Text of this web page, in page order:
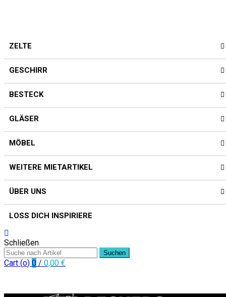
ZELTE
GESCHIRR
BESTECK
GLÄSER
MÖBEL
WEITERE MIETARTIKEL
ÜBER UNS
LOSS DICH INSPIRIERE
Schließen
Suchen
Cart (o) 0 / 0,00 €